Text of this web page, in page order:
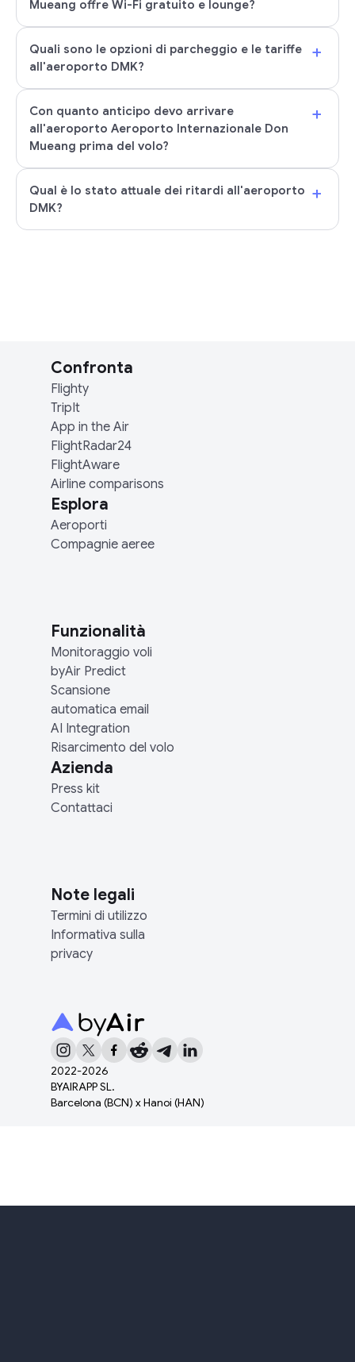
Mueang offre Wi-Fi gratuito e lounge?
Quali sono le opzioni di parcheggio e le tariffe
all'aeroporto DMK?
+
Con quanto anticipo devo arrivare
all'aeroporto Aeroporto Internazionale Don
Mueang prima del volo?
+
Qual è lo stato attuale dei ritardi all'aeroporto
DMK?
+
2022-2026
BYAIRAPP SL.
Barcelona (BCN) x Hanoi (HAN)
Confronta
Flighty
TripIt
App in the Air
FlightRadar24
FlightAware
Airline comparisons
Esplora
Aeroporti
Compagnie aeree
Funzionalità
Monitoraggio voli
byAir Predict
Scansione
automatica email
AI Integration
Risarcimento del volo
Azienda
Press kit
Contattaci
Note legali
Termini di utilizzo
Informativa sulla
privacy